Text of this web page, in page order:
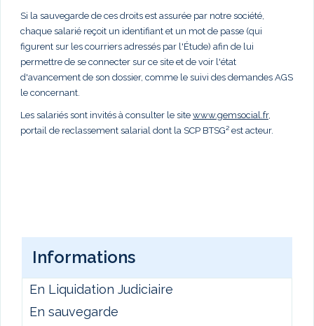
Si la sauvegarde de ces droits est assurée par notre société,
chaque salarié reçoit un identifiant et un mot de passe (qui
figurent sur les courriers adressés par l'Étude) afin de lui
permettre de se connecter sur ce site et de voir l'état
d'avancement de son dossier, comme le suivi des demandes AGS
le concernant.
Les salariés sont invités à consulter le site www.gemsocial.fr,
portail de reclassement salarial dont la SCP BTSG² est acteur.
Informations
En Liquidation Judiciaire
En sauvegarde